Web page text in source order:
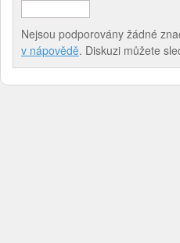
Nejsou podporovány žádné
v nápovědě. Diskuzi můžete